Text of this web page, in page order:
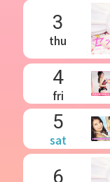
3
thu
4
fri
5
sat
6